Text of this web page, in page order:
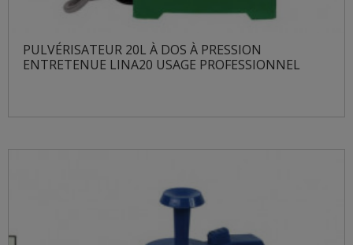
PULVÉRISATEUR 20L À DOS À PRESSION
ENTRETENUE LINA20 USAGE PROFESSIONNEL